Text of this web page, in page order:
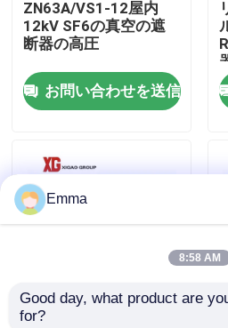
品質管理
私達に連絡しなさい
空力荷重の壊れ目スイッチ
SF6負荷壊れ目スイッチ
電力配分の開閉装置
ZN63A/VS1-12屋内
12kV SF6の真空の遮
断器の高圧
お問い合わせを送信
ZW32-12G/630Aの屋
Emma
8:58 AM
Good day, what product are
for?